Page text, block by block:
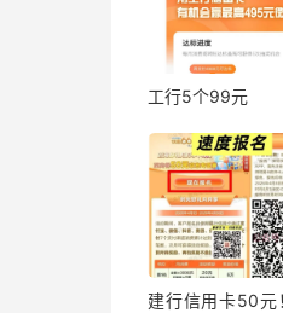
工行5个99元
建行信用卡50元